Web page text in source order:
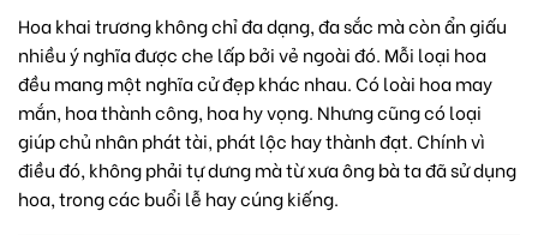
Hoa khai trương không chỉ đa dạng, đa sắc mà còn ẩn giấu
nhiều ý nghĩa được che lấp bởi vẻ ngoài đó. Mỗi loại hoa
đều mang một nghĩa cử đẹp khác nhau. Có loài hoa may
mắn, hoa thành công, hoa hy vọng. Nhưng cũng có loại
giúp chủ nhân phát tài, phát lộc hay thành đạt. Chính vì
điều đó, không phải tự dưng mà từ xưa ông bà ta đã sử dụng
hoa, trong các buổi lễ hay cúng kiếng.